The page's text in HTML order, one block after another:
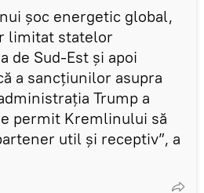
șoc energetic global,
limitat statelor
de Sud-Est și apoi
a sancțiunilor asupra
Trump a
permit Kremlinului să
util și receptiv”, a